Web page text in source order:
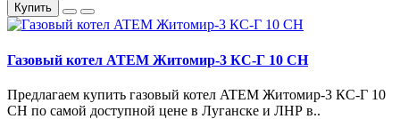
Купить
Газовый котел ATEM Житомир-3 КС-Г 10 СН
Предлагаем купить газовый котел ATEM Житомир-3 КС-Г 10
СН по самой доступной цене в Луганске и ЛНР в..